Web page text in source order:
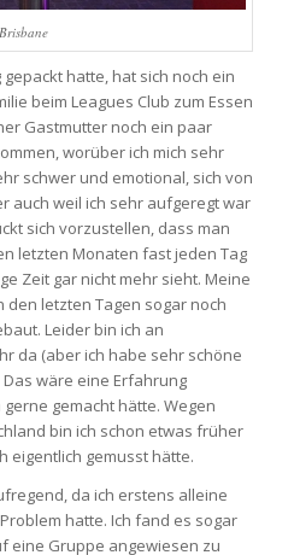
Brisbane
hatte, hat sich noch ein
beim Leagues Club zum Essen
Gastmutter noch ein paar
worüber ich mich sehr
schwer und emotional, sich von
auch weil ich sehr aufgeregt war
sich vorzustellen, dass man
letzten Monaten fast jeden Tag
Zeit gar nicht mehr sieht. Meine
letzten Tagen sogar noch
Leider bin ich an
da (aber ich habe sehr schöne
wäre eine Erfahrung
gemacht hätte. Wegen
bin ich schon etwas früher
eigentlich gemusst hätte.
da ich erstens alleine
hatte. Ich fand es sogar
eine Gruppe angewiesen zu